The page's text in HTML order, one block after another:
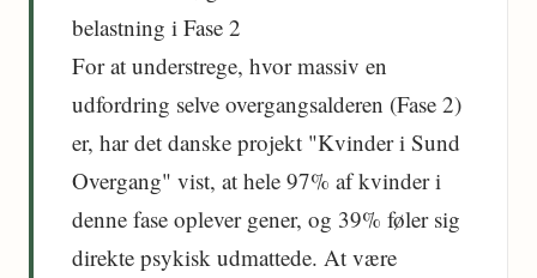
belastning i Fase 2
For at understrege, hvor massiv en
udfordring selve overgangsalderen (Fase 2)
er, har det danske projekt "Kvinder i Sund
Overgang" vist, at hele 97% af kvinder i
denne fase oplever gener, og 39% føler sig
direkte psykisk udmattede. At være